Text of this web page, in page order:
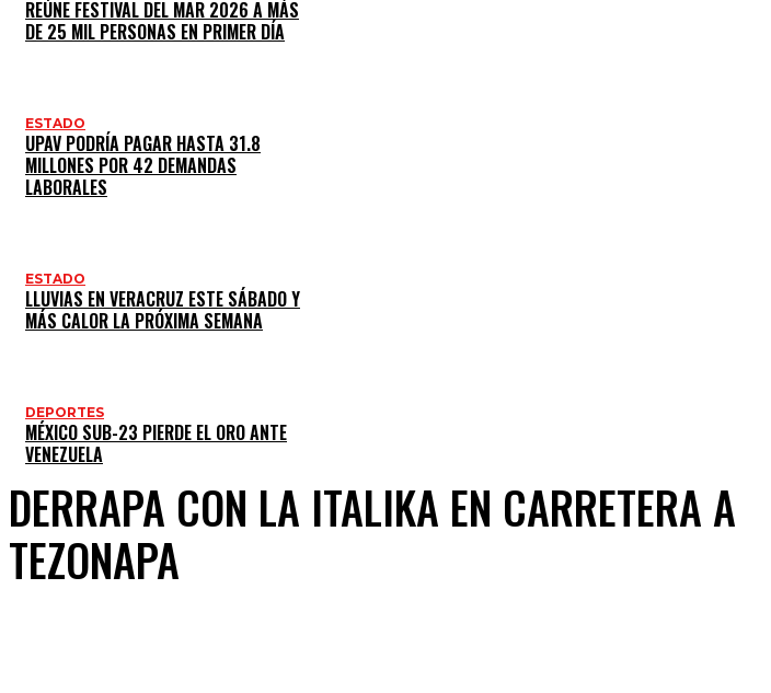
REÚNE FESTIVAL DEL MAR 2026 A MÁS
DE 25 MIL PERSONAS EN PRIMER DÍA
ESTADO
UPAV PODRÍA PAGAR HASTA 31.8
MILLONES POR 42 DEMANDAS
LABORALES
ESTADO
LLUVIAS EN VERACRUZ ESTE SÁBADO Y
MÁS CALOR LA PRÓXIMA SEMANA
DEPORTES
MÉXICO SUB-23 PIERDE EL ORO ANTE
VENEZUELA
DERRAPA CON LA ITALIKA EN CARRETERA A
TEZONAPA